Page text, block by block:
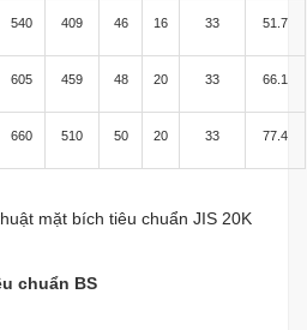
540 409 46 16 33 51.7
605 459 48 20 33 66.1
660 510 50 20 33 77.4
mặt bích tiêu chuẩn JIS 20K
chuẩn BS